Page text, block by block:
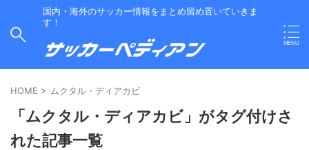
国内・海外のサッカー情報をまとめ留め置いていきま
す！
HOME > ムクタル・ディアカビ
「ムクタル・ディアカビ」がタグ付けさ
れた記事一覧